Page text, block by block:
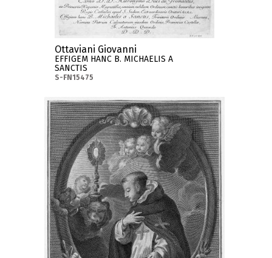
Ottaviani Giovanni
EFFIGEM HANC B. MICHAELIS A
SANCTIS
S-FN15475